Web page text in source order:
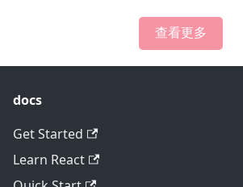
查看更多
docs
Get Started
Learn React